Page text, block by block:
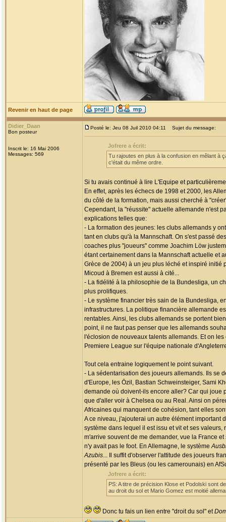
Revenir en haut de page
Didier_Daan
Bon posteur
Inscrit le: 16 Mai 2006
Messages: 569
Posté le: Jeu 08 Juil 2010 04:11 Sujet du message:
Jofrere a écrit:
Tu rajoutes en plus à la confusion en mêlant à
c'était du même ordre.
Si tu avais continué à lire L'Equipe et
En effet, après les échecs de 1998 et 2000, les
du côté de la formation, mais aussi cherché à
Cependant, la "réussite" actuelle allemande n'est
explications telles que:
- La formation des jeunes: les clubs allemands y
tant en clubs qu'à la Mannschaft. On s'est passé
coaches plus "joueurs" comme Joachim Löw
étant certainement dans la Mannschaft actuelle et
Grèce de 2004) à un jeu plus léché et inspiré initié
Micoud à Bremen est aussi à cité...
- La fidélité à la philosophie de la Bundesliga, un
plus prolifiques.
- Le système financier très sain de la Bundesliga,
infrastructures. La politique financière allemande
rentables. Ainsi, les clubs allemands se portent
point, il ne faut pas penser que les allemands
l'éclosion de nouveaux talents allemands. Et on
Premiere League sur l'équipe nationale
Tout cela entraine logiquement le point suivant.
- La sédentarisation des joueurs allemands. Ils se
d'Europe, les Özil, Bastian Schweinsteiger, Sami
demande où doivent-ils encore aller? Car qui joue
que d'aller voir à Chelsea ou au Real. Ainsi on
Africaines qui manquent de cohésion, tant elles
A ce niveau, j'ajouterai un autre élément important
système dans lequel il est issu et vit et ses
m'arrive souvent de me demander, vue la France
n'y avait pas le foot. En Allemagne, le système
Azubis... Il suffit d'observer l'attitude des joueurs
présenté par les Bleus (ou les camerounais) en
Jofrere a écrit:
PS: A titre de précision Klose et Podolski sont
au droit du sol et Mario Gomez est moitié
Donc tu fais un lien entre "droit du sol" et